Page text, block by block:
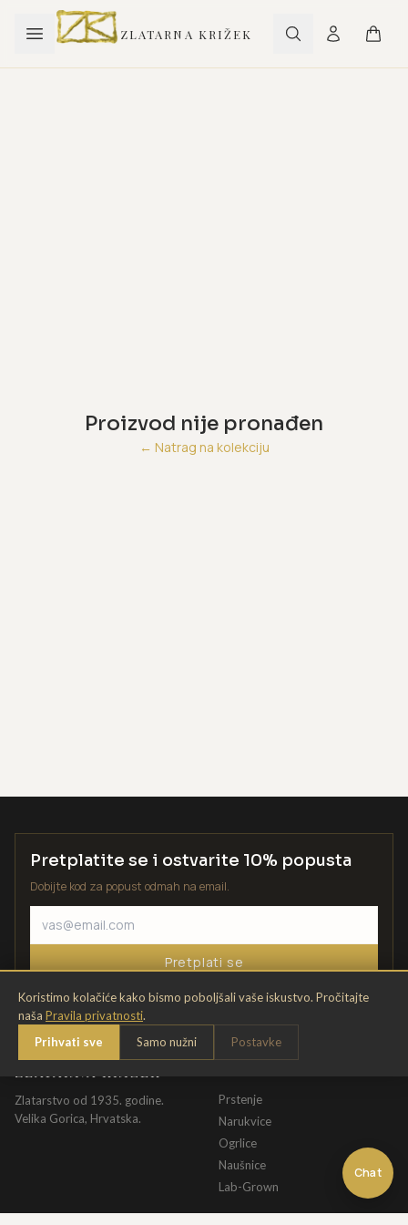
ZLATARNA KRIŽEK
Proizvod nije pronađen
← Natrag na kolekciju
Chat
Koristimo kolačiće kako bismo poboljšali vaše iskustvo. Pročitajte
naša Pravila privatnosti.
Prihvati sve
Samo nužni Postavke
Pretplatite se i ostvarite 10% popusta
Dobijte kod za popust odmah na email.
Pretplati se
Zlatarstvo od 1935. godine.
Velika Gorica, Hrvatska.
Prstenje
Narukvice
Ogrlice
Naušnice
Lab-Grown